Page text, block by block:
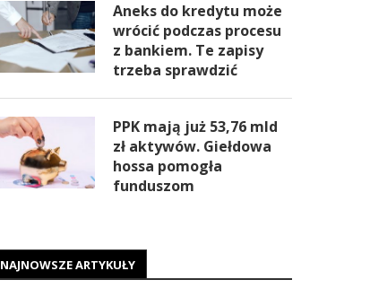
Aneks do kredytu może
wrócić podczas procesu
z bankiem. Te zapisy
trzeba sprawdzić
PPK mają już 53,76 mld
zł aktywów. Giełdowa
hossa pomogła
funduszom
NAJNOWSZE ARTYKUŁY